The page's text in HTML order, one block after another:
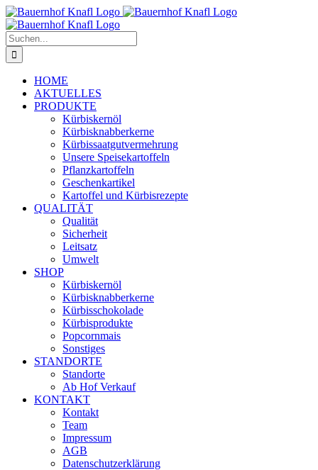
Zum
Inhalt
springen
Suche
nach:
HOME
AKTUELLES
PRODUKTE
Kürbiskernöl
Kürbisknabberkerne
Kürbissaatgutvermehrung
Unsere Speisekartoffeln
Pflanzkartoffeln
Geschenkartikel
Kartoffel und Kürbisrezepte
QUALITÄT
Qualität
Sicherheit
Leitsatz
Umwelt
SHOP
Kürbiskernöl
Kürbisknabberkerne
Kürbisschokolade
Kürbisprodukte
Popcornmais
Sonstiges
STANDORTE
Standorte
Ab Hof Verkauf
KONTAKT
Kontakt
Team
Impressum
AGB
Datenschutzerklärung